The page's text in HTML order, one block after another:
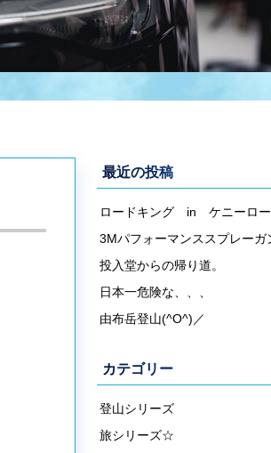
最近の投稿
ロードキング in ケニーロー
3Mパフォーマンススプレー
投入堂からの帰り道。
日本一危険な、、、
由布岳登山(^O^)／
カテゴリー
登山シリーズ
旅シリーズ☆